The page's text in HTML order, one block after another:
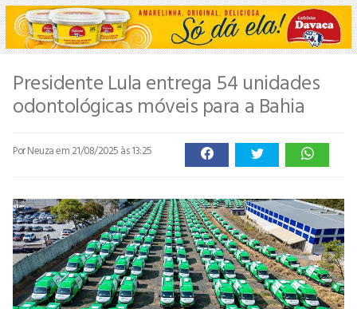
Presidente Lula entrega 54 unidades
odontológicas móveis para a Bahia
Por Neuzaem 21/08/2025 às 13:25